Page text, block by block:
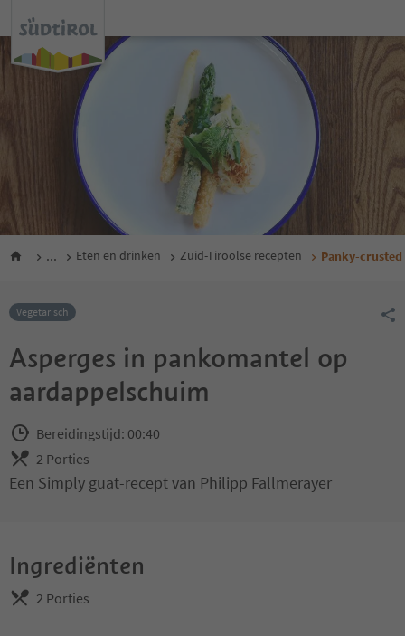
... Eten en drinken Zuid-Tiroolse recepten Panky-
Vegetarisch
Asperges in pankomantel op
aardappelschuim
Bereidingstijd: 00:40
2 Porties
Een Simply guat-recept van Philipp Fallmerayer
Ingrediënten
2 Porties